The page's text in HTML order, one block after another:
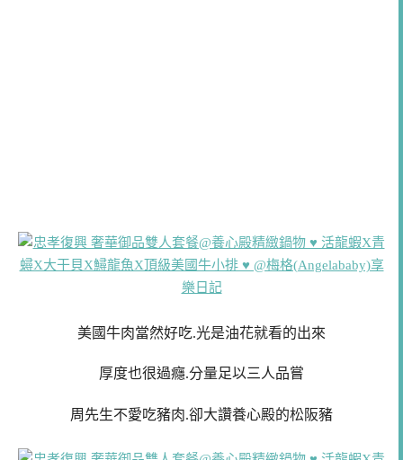
美國牛肉當然好吃.光是油花就看的出來
厚度也很過癮.分量足以三人品嘗
周先生不愛吃豬肉.卻大讚養心殿的松阪豬